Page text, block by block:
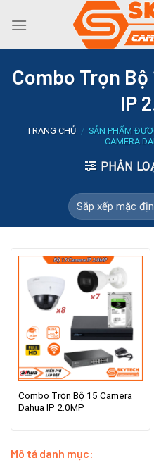
Combo Trọn Bộ
IP
TRANG CHỦ / SẢN PHẨM
CAMERA
PHÂN
Combo Trọn Bộ 15 Camera
Dahua IP 2.0MP
Mô tả danh mục: